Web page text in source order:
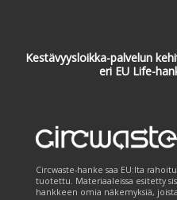
Kestävyysloikka-palvelun
eri EU Life-
Circwaste-hanke saa EU:lta
tuotettu. Materiaaleissa esitetty
hankkeen omia näkemyksiä,